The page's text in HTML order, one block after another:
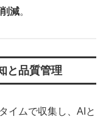
減。
と品質管理
イムで収集し、AIと